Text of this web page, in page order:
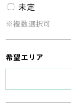
未定
※複数選択可
希望エリア